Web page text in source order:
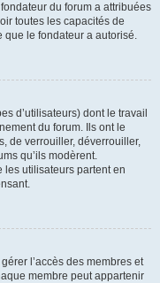
du forum a attribuées
toutes les capacités de
que le fondateur a autorisé.
d’utilisateurs) dont le travail
du forum. Ils ont le
de verrouiller, déverrouiller,
qu’ils modèrent.
les utilisateurs partent en
l’accès des membres et
membre peut appartenir